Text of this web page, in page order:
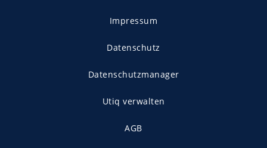
Impressum
Datenschutz
Datenschutzmanager
Utiq verwalten
AGB